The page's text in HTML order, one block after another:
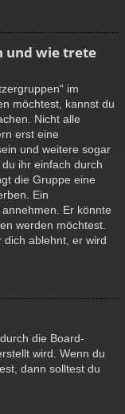
und wie trete
im
möchtest, kannst du
Nicht alle
erst eine
und weitere sogar
ihr einfach durch
die Gruppe eine
Ein
Er könnte
werden möchtest.
dich ablehnt, er wird
die Board-
wird. Wenn du
dann solltest du